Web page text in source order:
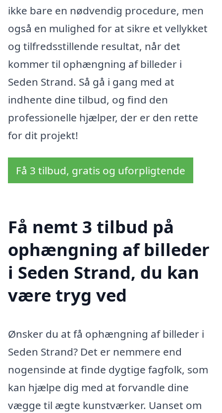
ikke bare en nødvendig procedure, men
også en mulighed for at sikre et vellykket
og tilfredsstillende resultat, når det
kommer til ophængning af billeder i
Seden Strand. Så gå i gang med at
indhente dine tilbud, og find den
professionelle hjælper, der er den rette
for dit projekt!
Få 3 tilbud, gratis og uforpligtende
Få nemt 3 tilbud på
ophængning af billeder
i Seden Strand, du kan
være tryg ved
Ønsker du at få ophængning af billeder i
Seden Strand? Det er nemmere end
nogensinde at finde dygtige fagfolk, som
kan hjælpe dig med at forvandle dine
vægge til ægte kunstværker. Uanset om